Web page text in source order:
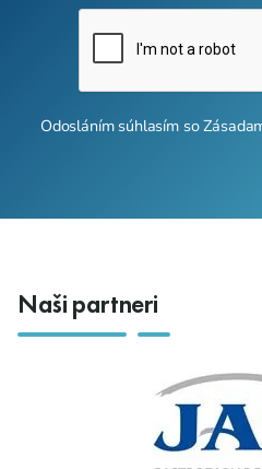
Odosláním súhlasím so
Naši partneri